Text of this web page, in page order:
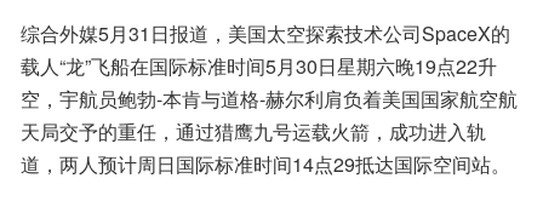
综合外媒5月31日报道，美国太空探索技术公司SpaceX的
载人“龙”飞船在国际标准时间5月30日星期六晚19点22升
空，宇航员鲍勃-本肯与道格-赫尔利肩负着美国国家航空航
天局交予的重任，通过猎鹰九号运载火箭，成功进入轨
道，两人预计周日国际标准时间14点29抵达国际空间站。